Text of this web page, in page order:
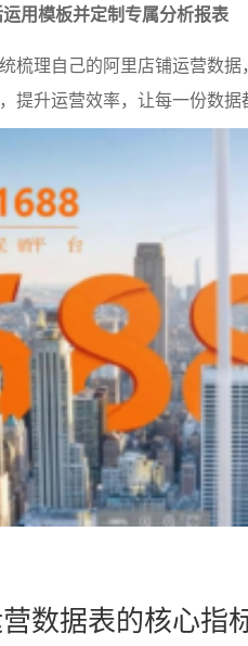
用模板并定制专属分析报表
梳理自己的阿里店铺运营数
提升运营效率，让每一份数据
数据表的核心指